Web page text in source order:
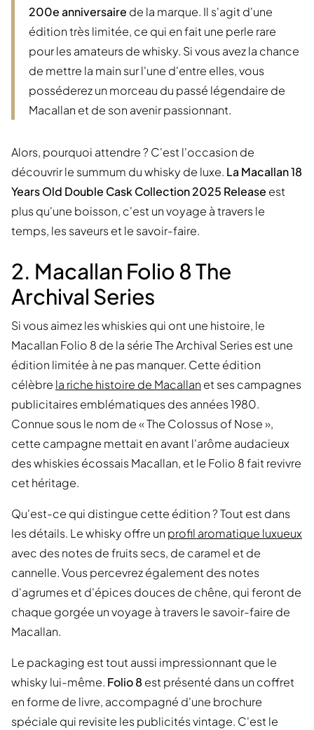
200e anniversaire de la marque. Il s'agit d'une
édition très limitée, ce qui en fait une perle rare
pour les amateurs de whisky. Si vous avez la chance
de mettre la main sur l'une d'entre elles, vous
posséderez un morceau du passé légendaire de
Macallan et de son avenir passionnant.
Alors, pourquoi attendre ? C'est l'occasion de
découvrir le summum du whisky de luxe. La Macallan 18
Years Old Double Cask Collection 2025 Release est
plus qu'une boisson, c'est un voyage à travers le
temps, les saveurs et le savoir-faire.
2. Macallan Folio 8 The
Archival Series
Si vous aimez les whiskies qui ont une histoire, le
Macallan Folio 8 de la série The Archival Series est une
édition limitée à ne pas manquer. Cette édition
célèbre la riche histoire de Macallan et ses campagnes
publicitaires emblématiques des années 1980.
Connue sous le nom de « The Colossus of Nose »,
cette campagne mettait en avant l'arôme audacieux
des whiskies écossais Macallan, et le Folio 8 fait revivre
cet héritage.
Qu'est-ce qui distingue cette édition ? Tout est dans
les détails. Le whisky offre un profil aromatique luxueux
avec des notes de fruits secs, de caramel et de
cannelle. Vous percevrez également des notes
d'agrumes et d'épices douces de chêne, qui feront de
chaque gorgée un voyage à travers le savoir-faire de
Macallan.
Le packaging est tout aussi impressionnant que le
whisky lui-même. Folio 8 est présenté dans un coffret
en forme de livre, accompagné d'une brochure
spéciale qui revisite les publicités vintage. C'est le